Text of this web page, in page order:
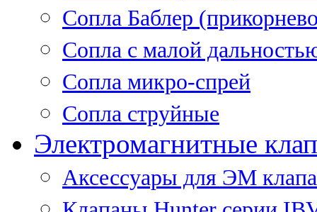
Сопла Баблер
Сопла с малой
Сопла микро-спрей
Сопла струйные
Электромагнитные
Аксессуары для ЭМ